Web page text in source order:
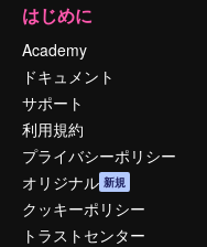
はじめに
Academy
ドキュメント
サポート
利用規約
プライバシーポリシー
オリジナル 新規
クッキーポリシー
トラストセンター